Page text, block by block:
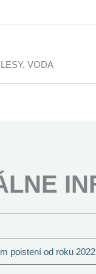
VODA
poistení od roku 2022